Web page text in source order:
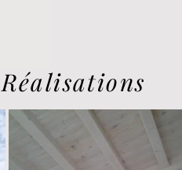
Réalisations